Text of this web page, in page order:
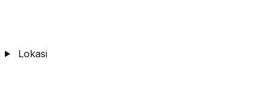
Lokasi